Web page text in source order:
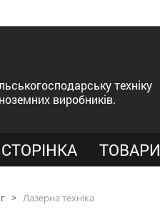
техніку
виробників.
ТОВАРИ
> Лазерна техніка